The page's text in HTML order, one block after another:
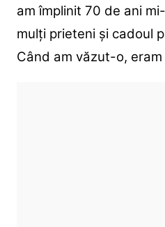
am împlinit 70 de ani
mulți prieteni și cadoul
Când am văzut-o,